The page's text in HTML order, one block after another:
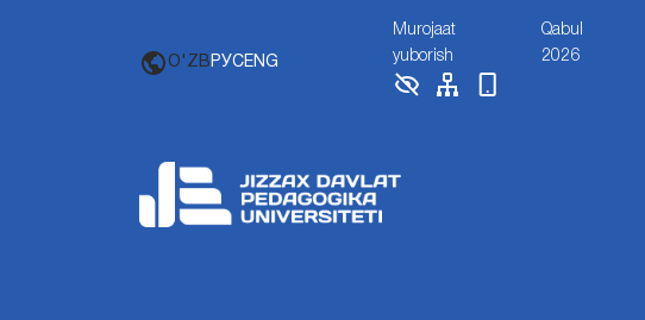
O'ZB РУСENG
Murojaat
yuborish
Qabul
2026